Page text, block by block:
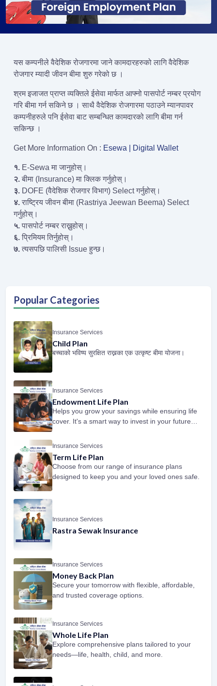
यस कम्पनीले वैदेशिक रोजगारमा जाने कामदारहरुको लागि वैदेशिक
रोजगार म्यादी जीवन बीमा शुरु गरेको छ ।
श्रम इजाजत प्राप्त व्यक्तिले ईसेवा मार्फत आफ्नो पासपोर्ट नम्बर प्रयोग
गरि बीमा गर्न सकिने छ । साथै वैदेशिक रोजगारमा पठाउने म्यानपावर
कम्पनीहरुले पनि ईसेवा बाट सम्बन्धित कामदारको लागि बीमा गर्न
सकिन्छ ।
Get More Information On : Esewa | Digital Wallet
१. E-Sewa मा जानुहोस्।
२. बीमा (Insurance) मा क्लिक गर्नुहोस्।
३. DOFE (वैदेशिक रोजगार विभाग) Select गर्नुहोस्।
४. राष्ट्रिय जीवन बीमा (Rastriya Jeewan Beema) Select
गर्नुहोस्।
५. पासपोर्ट नम्बर राख्नुहोस्।
६. प्रिमियम तिर्नुहोस्।
७. त्यसपछि पालिसी Issue हुन्छ।
Popular Categories
Insurance Services
Child Plan
बच्चाको भविष्य सुरक्षित राख्नका एक उत्कृष्ट बीमा योजना।
Insurance Services
Endowment Life Plan
Helps you grow your savings while ensuring life
cover. It's a smart way to invest in your future
Insurance Services
Term Life Plan
Choose from our range of insurance plans
designed to keep you and your loved ones safe.
Insurance Services
Rastra Sewak Insurance
Insurance Services
Money Back Plan
Secure your tomorrow with flexible, affordable,
and trusted coverage options.
Insurance Services
Whole Life Plan
Explore comprehensive plans tailored to your
needs—life, health, child, and more.